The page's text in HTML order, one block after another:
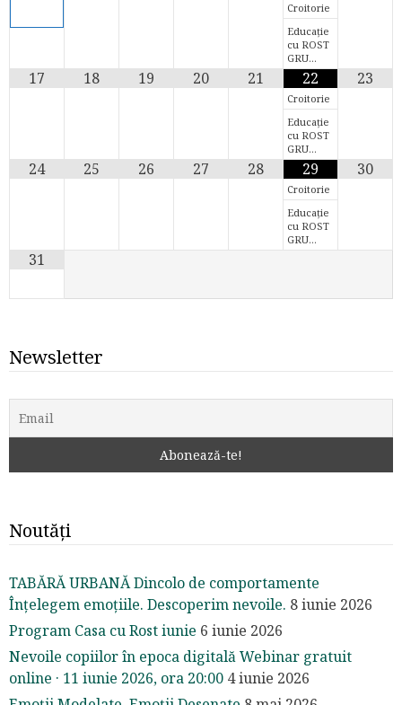
Croitorie
Educație
cu ROST
GRU…
17 18 19 20 21 22
Croitorie
Educație
cu ROST
GRU…
23
24 25 26 27 28 29
Croitorie
Educație
cu ROST
GRU…
30
31
Newsletter
Noutăți
TABĂRĂ URBANĂ Dincolo de comportamente
Înțelegem emoțiile. Descoperim nevoile. 8 iunie 2026
Program Casa cu Rost iunie 6 iunie 2026
Nevoile copiilor în epoca digitală Webinar gratuit
online · 11 iunie 2026, ora 20:00 4 iunie 2026